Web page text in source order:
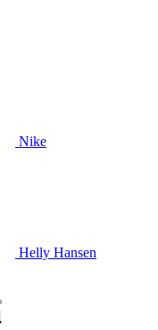
Nike
Helly Hansen